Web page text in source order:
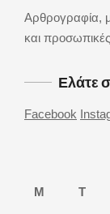
Αρθρογραφία,
και
Ελάτε
Facebook
M T